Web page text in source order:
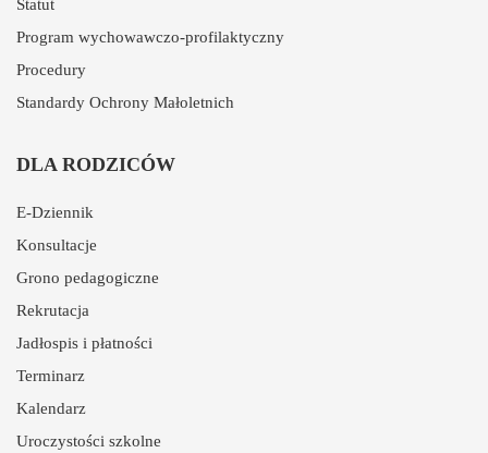
Statut
Program wychowawczo-profilaktyczny
Procedury
Standardy Ochrony Małoletnich
DLA RODZICÓW
E-Dziennik
Konsultacje
Grono pedagogiczne
Rekrutacja
Jadłospis i płatności
Terminarz
Kalendarz
Uroczystości szkolne